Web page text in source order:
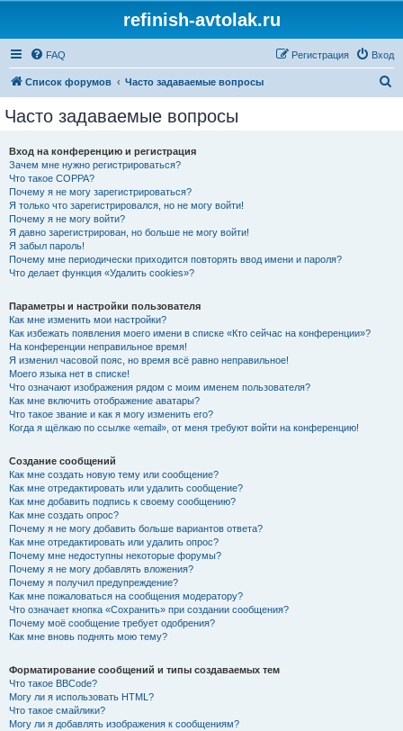
refinish-avtolak.ru
FAQ Вход
Регистрация
Список форумов Часто задаваемые вопросы
Часто задаваемые вопросы
Вход на конференцию и регистрация
Зачем мне нужно регистрироваться?
Что такое COPPA?
Почему я не могу зарегистрироваться?
Я только что зарегистрировался, но не могу войти!
Почему я не могу войти?
Я давно зарегистрирован, но больше не могу войти!
Я забыл пароль!
Почему мне периодически приходится повторять ввод имени и пароля?
Что делает функция «Удалить cookies»?
Параметры и настройки пользователя
Как мне изменить мои настройки?
Как избежать появления моего имени в списке «Кто сейчас на конференции»?
На конференции неправильное время!
Я изменил часовой пояс, но время всё равно неправильное!
Моего языка нет в списке!
Что означают изображения рядом с моим именем пользователя?
Как мне включить отображение аватары?
Что такое звание и как я могу изменить его?
Когда я щёлкаю по ссылке «email», от меня требуют войти на конференцию!
Создание сообщений
Как мне создать новую тему или сообщение?
Как мне отредактировать или удалить сообщение?
Как мне добавить подпись к своему сообщению?
Как мне создать опрос?
Почему я не могу добавить больше вариантов ответа?
Как мне отредактировать или удалить опрос?
Почему мне недоступны некоторые форумы?
Почему я не могу добавлять вложения?
Почему я получил предупреждение?
Как мне пожаловаться на сообщения модератору?
Что означает кнопка «Сохранить» при создании сообщения?
Почему моё сообщение требует одобрения?
Как мне вновь поднять мою тему?
Форматирование сообщений и типы создаваемых тем
Что такое BBCode?
Могу ли я использовать HTML?
Что такое смайлики?
Могу ли я добавлять изображения к сообщениям?